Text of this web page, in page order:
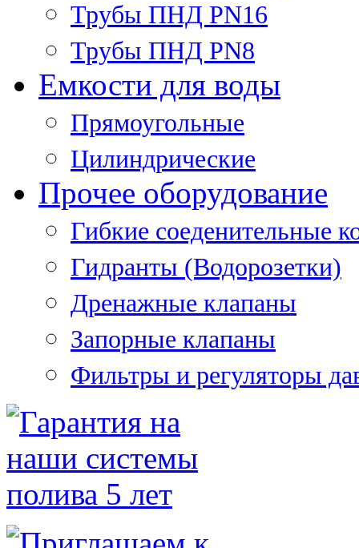
Трубы ПНД PN16
Трубы ПНД PN8
Емкости для воды
Прямоугольные
Цилиндрические
Прочее оборудование
Гибкие соеденительные
Гидранты (Водорозетки)
Дренажные клапаны
Запорные клапаны
Фильтры и регуляторы